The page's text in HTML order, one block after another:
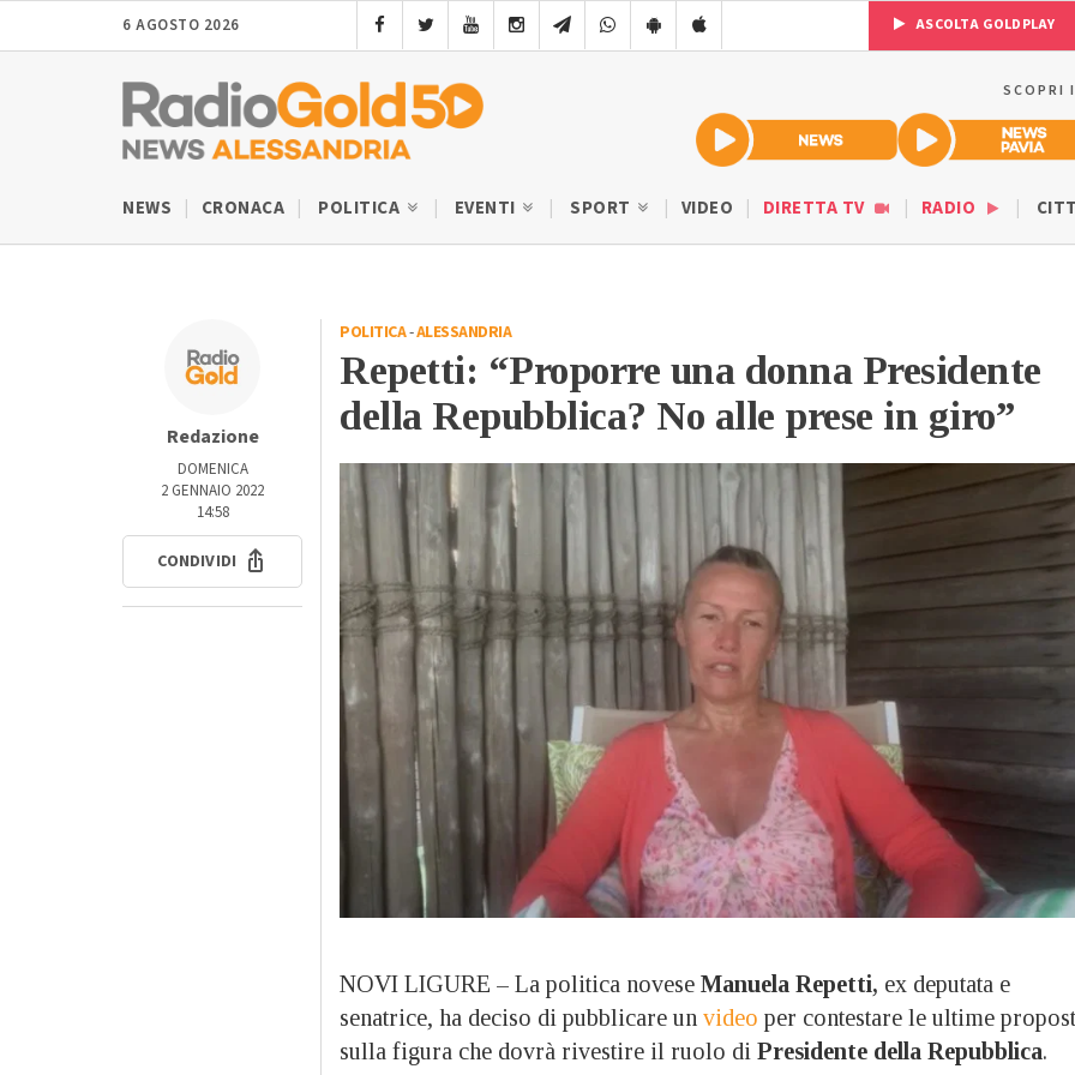
6 AGOSTO 2026 ASCOLTA GOLDPLAY
SCOPRI
NEWS CRONACA POLITICA EVENTI SPORT VIDEO DIRETTA TV RADIO
Redazione
DOMENICA
2 GENNAIO 2022
14:58
CONDIVIDI
POLITICA-ALESSANDRIA
Repetti: “Proporre una donna Presidente
della Repubblica? No alle prese in giro”
NOVI LIGURE – La politica novese Manuela Repetti, ex deputata e
senatrice, ha deciso di pubblicare un video per contestare le ultime
sulla figura che dovrà rivestire il ruolo di Presidente della Repubblica.